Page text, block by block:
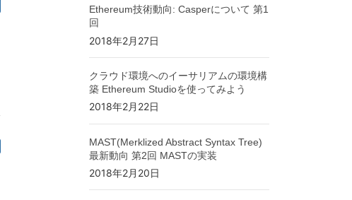
Ethereum技術動向: Casperについて 第1
回
2018年2月27日
クラウド環境へのイーサリアムの環境構
築 Ethereum Studioを使ってみよう
2018年2月22日
MAST(Merklized Abstract Syntax Tree)
最新動向 第2回 MASTの実装
2018年2月20日